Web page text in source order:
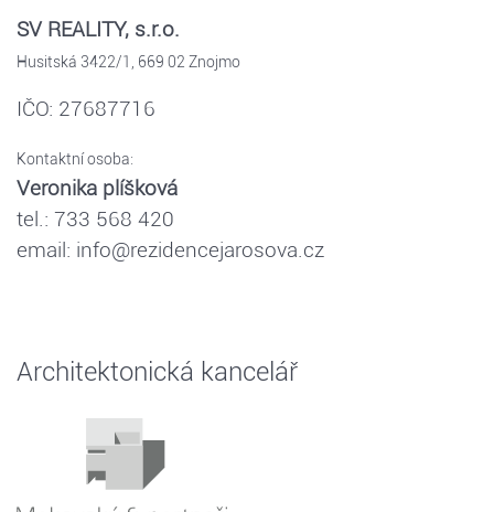
SV REALITY, s.r.o.
Husitská 3422/1, 669 02 Znojmo
IČO: 27687716
Kontaktní osoba:
Veronika plíšková
tel.: 733 568 420
email: info@rezidencejarosova.cz
Architektonická kancelář